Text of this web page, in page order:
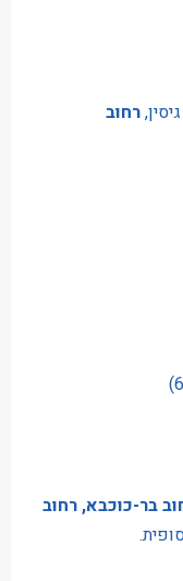
רחוב
בר-כוכבא, רחוב